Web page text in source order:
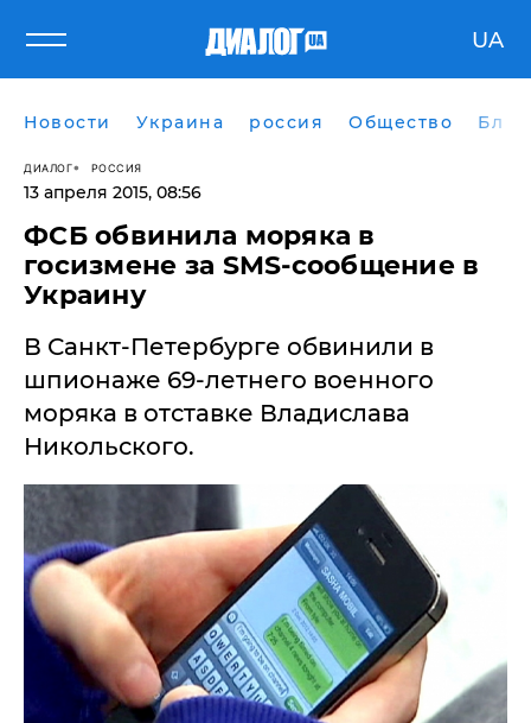
UA
Новости Украина россия Общество
ДИАЛОГ РОССИЯ
13 апреля 2015, 08:56
ФСБ обвинила моряка в
госизмене за SMS-сообщение в
Украину
В Санкт-Петербурге обвинили в
шпионаже 69-летнего военного
моряка в отставке Владислава
Никольского.